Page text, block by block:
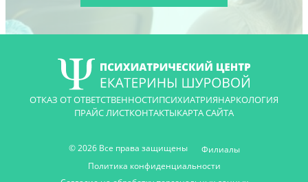
ОТКАЗ ОТ ОТВЕТСТВЕННОСТИПСИХИАТРИЯНАРКОЛОГИЯ
ПРАЙС ЛИСТКОНТАКТЫКАРТА САЙТА
© 2026 Все права защищены
Филиалы
Политика конфиденциальности